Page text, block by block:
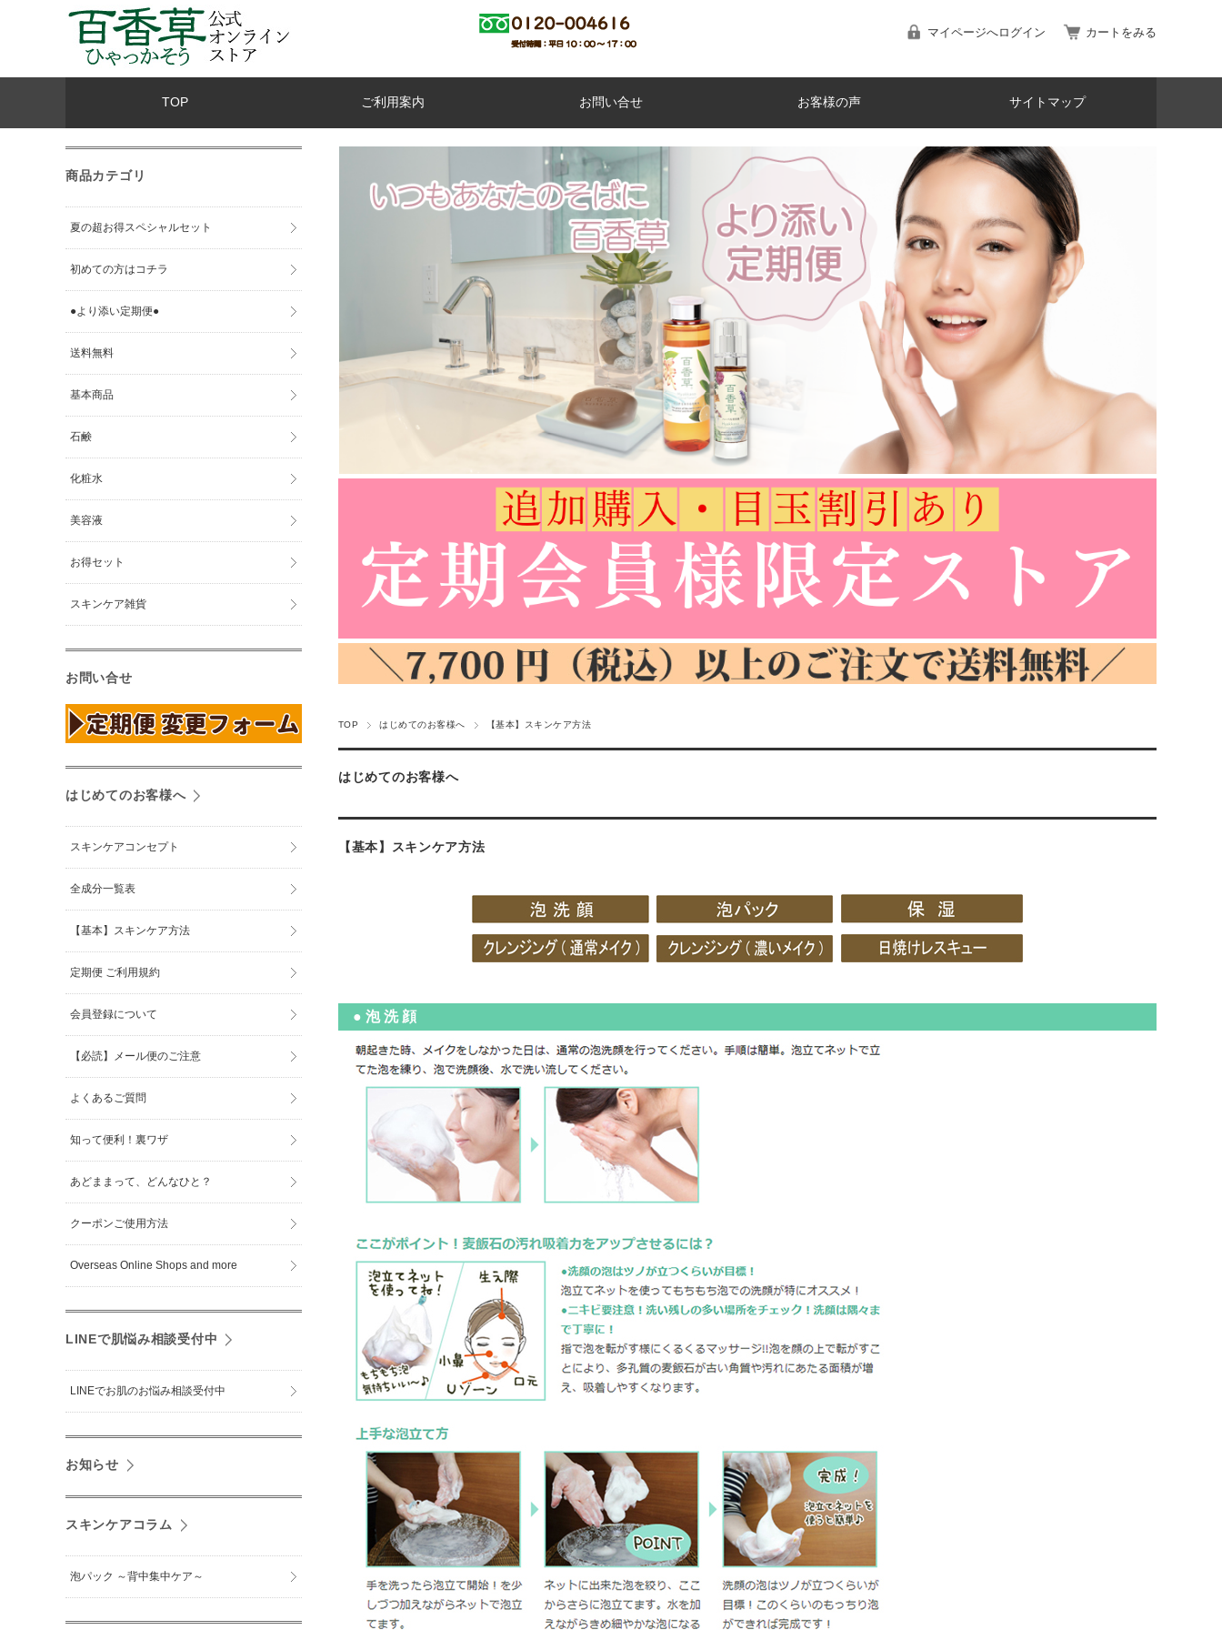
マイページへログイン カートをみる
TOP ご利用案内 お問い合せ お客様の声 サイトマップ
TOP はじめてのお客様へ 【基本】スキンケア方法
はじめてのお客様へ
【基本】スキンケア方法
● 泡 洗 顔
商品カテゴリ
夏の超お得スペシャルセット
初めての方はコチラ
●より添い定期便●
送料無料
基本商品
石鹸
化粧水
美容液
お得セット
スキンケア雑貨
お問い合せ
はじめてのお客様へ
スキンケアコンセプト
全成分一覧表
【基本】スキンケア方法
定期便 ご利用規約
会員登録について
【必読】メール便のご注意
よくあるご質問
知って便利！裏ワザ
あどままって、どんなひと？
クーポンご使用方法
Overseas Online Shops and more
LINEで肌悩み相談受付中
LINEでお肌のお悩み相談受付中
お知らせ
スキンケアコラム
泡パック ～背中集中ケア～